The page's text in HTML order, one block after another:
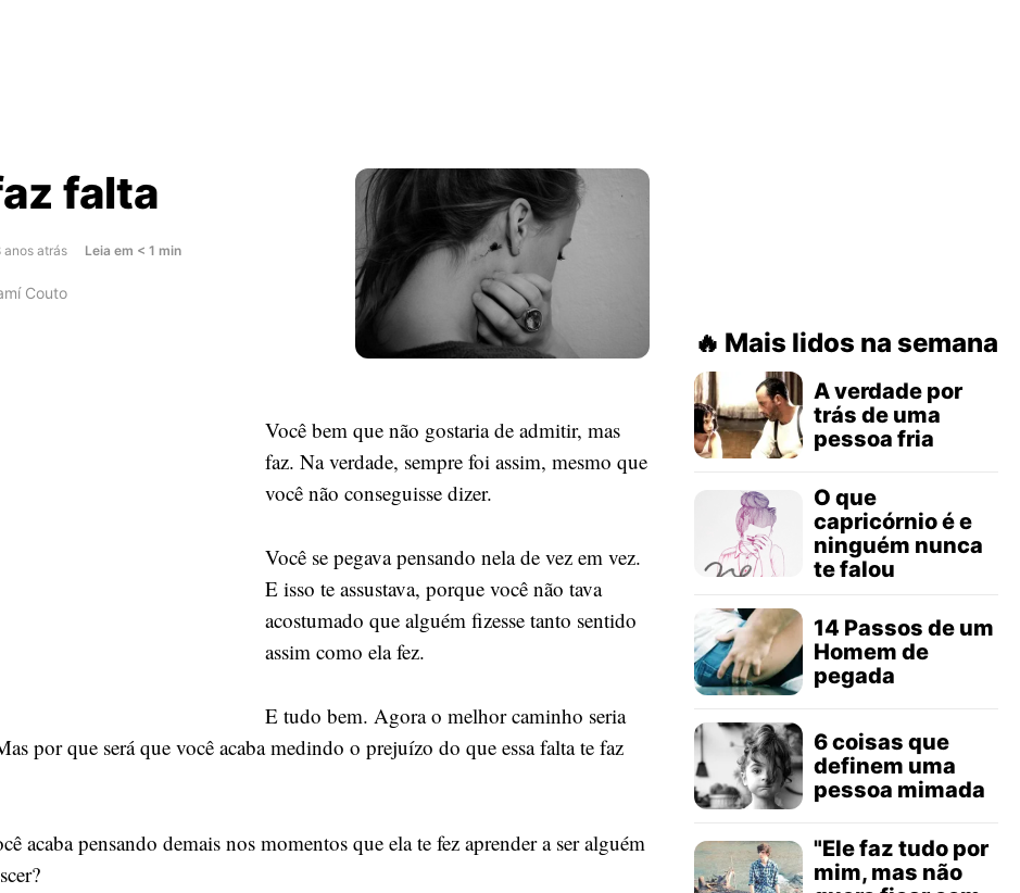
falta
anos atrás Leiaabout
em < 1 min
Couto
Você bem que não gostaria de admitir, mas
faz. Na verdade, sempre foi assim, mesmo que
você não conseguisse dizer.
Você se pegava pensando nela de vez em vez.
E isso te assustava, porque você não tava
acostumado que alguém fizesse tanto sentido
assim como ela fez.
E tudo bem. Agora o melhor caminho seria
por que será que você acaba medindo o prejuízo do que essa falta te faz
acaba pensando demais nos momentos que ela te fez aprender a ser alguém
Mais lidos na semana
A verdade por
trás de uma
pessoa fria
O que
capricórnio é e
ninguém nunca
te falou
14 Passos de um
Homem de
pegada
6 coisas que
definem uma
pessoa mimada
"Ele faz tudo por
mim, mas não